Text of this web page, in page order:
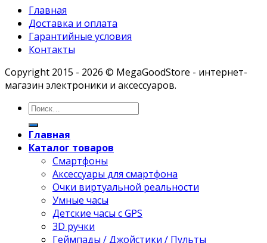
Главная
Доставка и оплата
Гарантийные условия
Контакты
Copyright 2015 - 2026 © MegaGoodStore - интернет-
магазин электроники и аксессуаров.
Главная
Каталог товаров
Смартфоны
Аксессуары для смартфона
Очки виртуальной реальности
Умные часы
Детские часы с GPS
3D ручки
Геймпады / Джойстики / Пульты